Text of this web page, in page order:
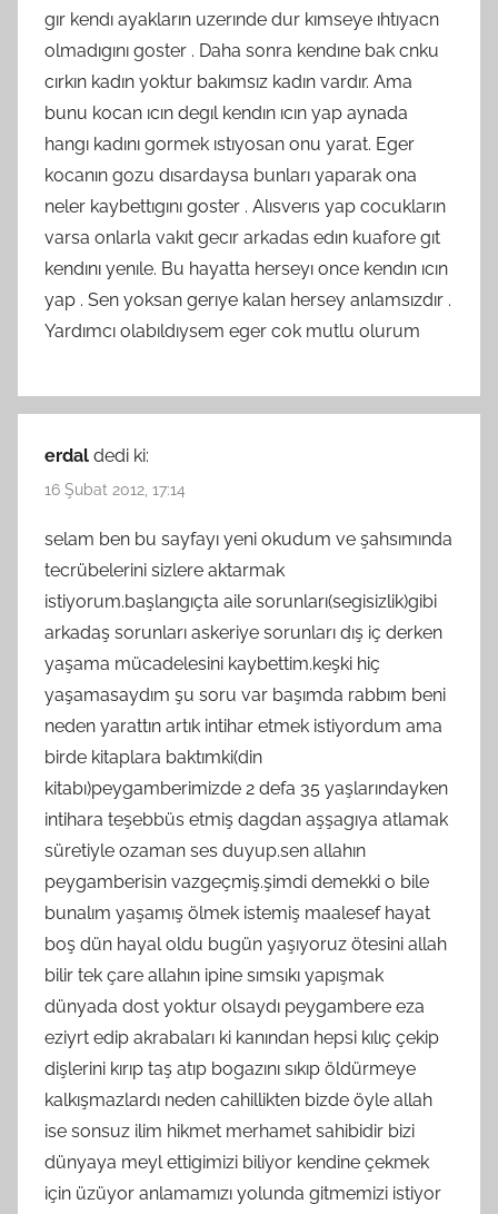
gır kendı ayakların uzerınde dur kımseye ıhtıyacn
olmadıgını goster . Daha sonra kendıne bak cnku
cırkın kadın yoktur bakımsız kadın vardır. Ama
bunu kocan ıcın degıl kendın ıcın yap aynada
hangı kadını gormek ıstıyosan onu yarat. Eger
kocanın gozu dısardaysa bunları yaparak ona
neler kaybettıgını goster . Alısverıs yap cocukların
varsa onlarla vakıt gecır arkadas edın kuafore gıt
kendını yenıle. Bu hayatta herseyı once kendın ıcın
yap . Sen yoksan gerıye kalan hersey anlamsızdır .
Yardımcı olabıldıysem eger cok mutlu olurum
erdal dedi ki:
16 Şubat 2012, 17:14
selam ben bu sayfayı yeni okudum ve şahsımında
tecrübelerini sizlere aktarmak
istiyorum.başlangıçta aile sorunları(segisizlik)gibi
arkadaş sorunları askeriye sorunları dış iç derken
yaşama mücadelesini kaybettim.keşki hiç
yaşamasaydım şu soru var başımda rabbım beni
neden yarattın artık intihar etmek istiyordum ama
birde kitaplara baktımki(din
kitabı)peygamberimizde 2 defa 35 yaşlarındayken
intihara teşebbüs etmiş dagdan aşşagıya atlamak
süretiyle ozaman ses duyup.sen allahın
peygamberisin vazgeçmiş.şimdi demekki o bile
bunalım yaşamış ölmek istemiş maalesef hayat
boş dün hayal oldu bugün yaşıyoruz ötesini allah
bilir tek çare allahın ipine sımsıkı yapışmak
dünyada dost yoktur olsaydı peygambere eza
eziyrt edip akrabaları ki kanından hepsi kılıç çekip
dişlerini kırıp taş atıp bogazını sıkıp öldürmeye
kalkışmazlardı neden cahillikten bizde öyle allah
ise sonsuz ilim hikmet merhamet sahibidir bizi
dünyaya meyl ettigimizi biliyor kendine çekmek
için üzüyor anlamamızı yolunda gitmemizi istiyor